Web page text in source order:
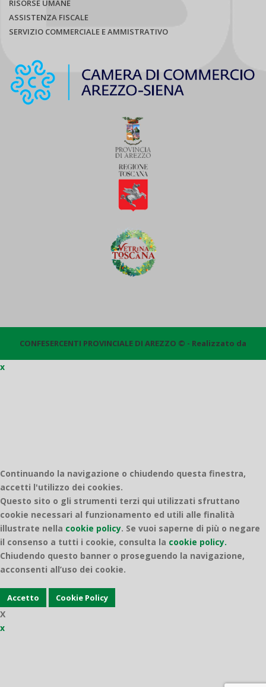
RISORSE UMANE
ASSISTENZA FISCALE
SERVIZIO COMMERCIALE E AMMISTRATIVO
CONFESERCENTI PROVINCIALE DI AREZZO © - Realizzato da
x
Continuando la navigazione o chiudendo questa finestra,
accetti l'utilizzo dei cookies.
Questo sito o gli strumenti terzi qui utilizzati sfruttano
cookie necessari al funzionamento ed utili alle finalità
illustrate nella cookie policy. Se vuoi saperne di più o negare
il consenso a tutti i cookie, consulta la cookie policy.
Chiudendo questo banner o proseguendo la navigazione,
acconsenti all’uso dei cookie.
Accetto Cookie Policy
X
x